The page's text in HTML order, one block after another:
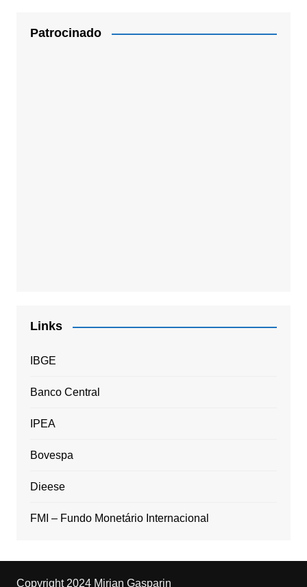
Patrocinado
Links
IBGE
Banco Central
IPEA
Bovespa
Dieese
FMI – Fundo Monetário Internacional
Copyright 2024 Mirian Gasparin